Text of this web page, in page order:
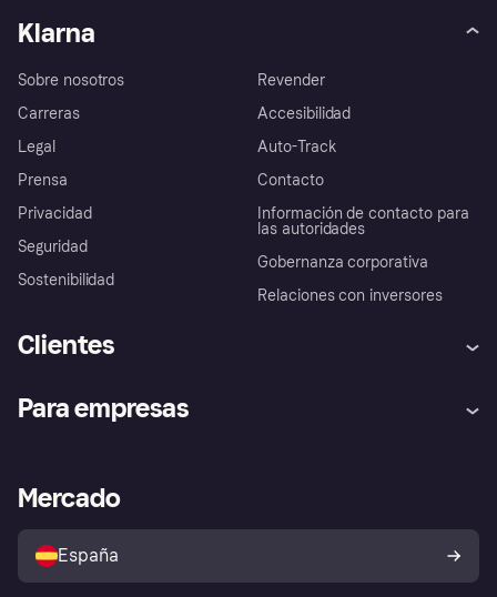
Klarna
Sobre nosotros
Carreras
Legal
Prensa
Privacidad
Seguridad
Sostenibilidad
Revender
Accesibilidad
Auto-Track
Contacto
Información de contacto para
las autoridades
Gobernanza corporativa
Relaciones con inversores
Clientes
Inicio de sesión
Directorio de tiendas
Política de protección al
comprador de Klarna
Reclamaciones
Para empresas
Acceso empresas
Mercado
España